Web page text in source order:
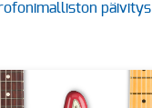
päivitys